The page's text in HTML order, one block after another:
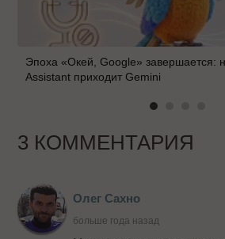
Эпоха «Окей, Google» завершается:
Assistant приходит Gemini
3 КОММЕНТАРИЯ
Олег Сахно
больше года назад